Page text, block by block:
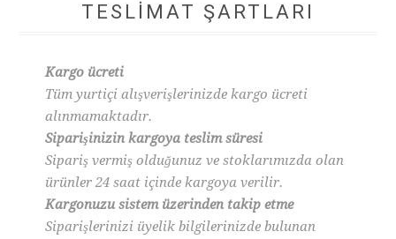
TESLIMAT ŞARTLARI
Kargo ücreti
Tüm yurtiçi alışverişlerinizde kargo ücreti
alınmamaktadır.
Siparişinizin kargoya teslim süresi
Sipariş vermiş olduğunuz ve stoklarımızda olan
ürünler 24 saat içinde kargoya verilir.
Kargonuzu sistem üzerinden takip etme
Siparişlerinizi üyelik bilgilerinizde bulunan